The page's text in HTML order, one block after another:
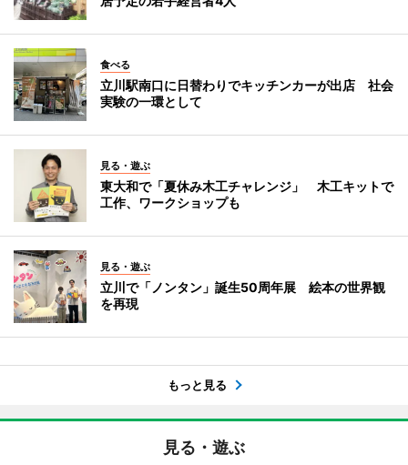
食べる
立川駅南口に日替わりでキッチンカーが出店 社会
実験の一環として
見る・遊ぶ
東大和で「夏休み木工チャレンジ」 木工キットで
工作、ワークショップも
見る・遊ぶ
立川で「ノンタン」誕生50周年展 絵本の世界観
を再現
もっと見る
見る・遊ぶ